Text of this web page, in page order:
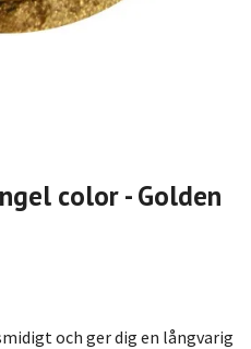
color - Golden
och ger dig en långvarig